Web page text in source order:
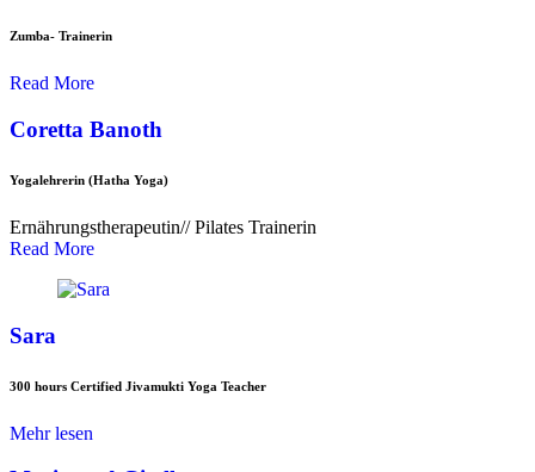
Zumba- Trainerin
Read More
Coretta Banoth
Yogalehrerin (Hatha Yoga)
Ernährungstherapeutin// Pilates Trainerin
Read More
Sara
300 hours Certified Jivamukti Yoga Teacher
Mehr lesen